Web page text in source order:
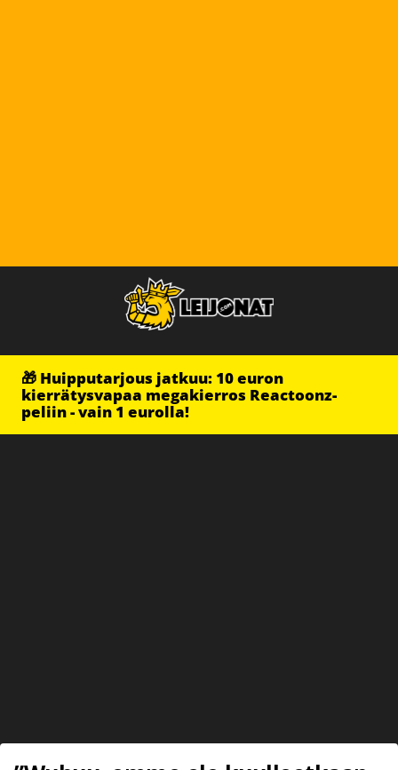
🎁 Huipputarjous jatkuu: 10 euron
kierrätysvapaa megakierros Reactoonz-
peliin - vain 1 eurolla!